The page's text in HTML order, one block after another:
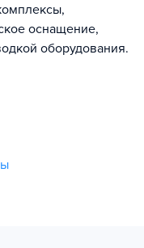
оснащение,
оборудования.